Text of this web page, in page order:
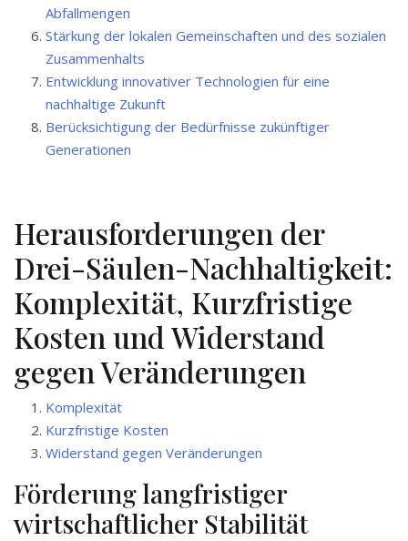
Abfallmengen
Stärkung der lokalen Gemeinschaften und des sozialen
Zusammenhalts
Entwicklung innovativer Technologien für eine
nachhaltige Zukunft
Berücksichtigung der Bedürfnisse zukünftiger
Generationen
Herausforderungen der
Drei-Säulen-Nachhaltigkeit:
Komplexität, Kurzfristige
Kosten und Widerstand
gegen Veränderungen
Komplexität
Kurzfristige Kosten
Widerstand gegen Veränderungen
Förderung langfristiger
wirtschaftlicher Stabilität